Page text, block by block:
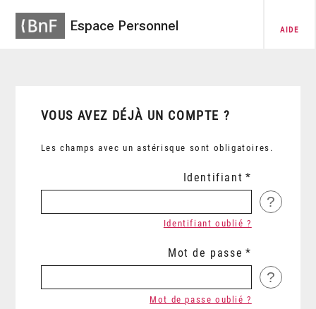
Espace Personnel AIDE
VOUS AVEZ DÉJÀ UN COMPTE ?
Les champs avec un astérisque sont obligatoires.
Identifiant
?
Identifiant oublié ?
Mot de passe
?
Mot de passe oublié ?